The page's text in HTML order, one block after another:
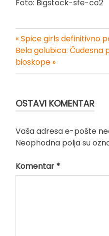
Foto: Bigstock-sfe-co2
Kretanje
članka
« Spice girls definitivno
Bela golubica: Čudesna
bioskope »
OSTAVI KOMENTAR
Vaša adresa e-pošte
Neophodna polja su
Komentar *